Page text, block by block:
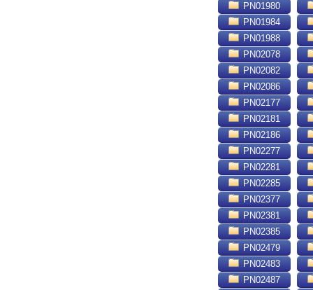
PN01980
PN01984
PN01988
PN02078
PN02082
PN02086
PN02177
PN02181
PN02186
PN02277
PN02281
PN02285
PN02377
PN02381
PN02385
PN02479
PN02483
PN02487